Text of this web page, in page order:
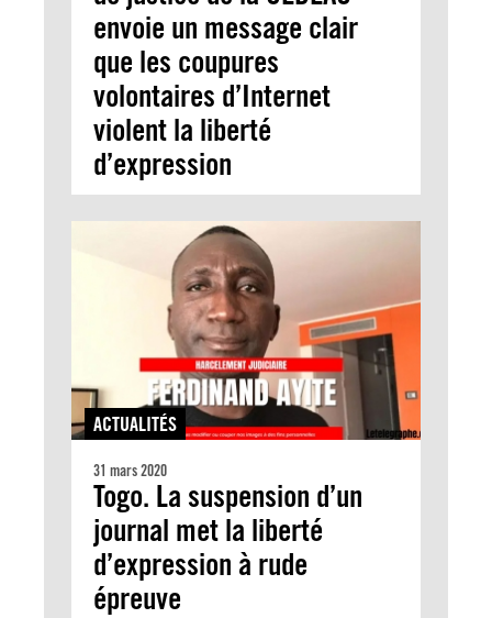
envoie un message clair
que les coupures
volontaires d’Internet
violent la liberté
d’expression
ACTUALITÉS
31 mars 2020
Togo. La suspension d’un
journal met la liberté
d’expression à rude
épreuve